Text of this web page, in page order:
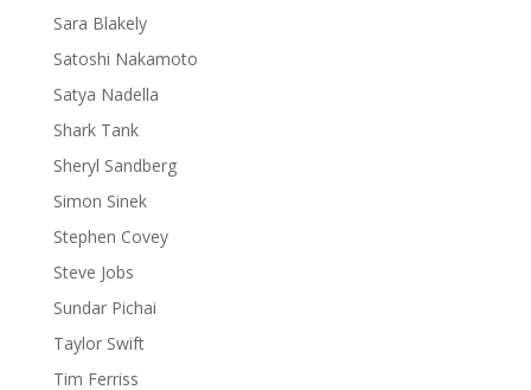
Sara Blakely
Satoshi Nakamoto
Satya Nadella
Shark Tank
Sheryl Sandberg
Simon Sinek
Stephen Covey
Steve Jobs
Sundar Pichai
Taylor Swift
Tim Ferriss